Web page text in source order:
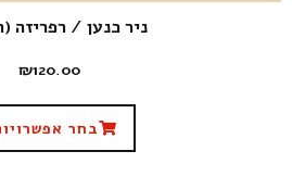
ניר כנען / רפריזה
₪120.00
בחר